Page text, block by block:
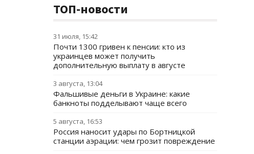
ТОП-новости
31 июля, 15:42
Почти 1300 гривен к пенсии: кто из
украинцев может получить
дополнительную выплату в августе
3 августа, 13:04
Фальшивые деньги в Украине: какие
банкноты подделывают чаще всего
5 августа, 16:53
Россия наносит удары по Бортницкой
станции аэрации: чем грозит повреждение